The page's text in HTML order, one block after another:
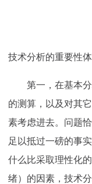
技术分析的重要性
第一，在基本分
的测算，以及对其
素考虑进去。问题
足以抵过一磅的事
什么比采取理性化
绪）的因素，技术